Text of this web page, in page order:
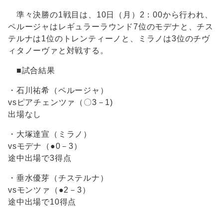
準々決勝の1戦目は、10日（月）2：00から行われ、
ペルージャはレギュラーラウンド7位のモデナと、チス
テルナは1位のトレンティーノと、ミラノは3位のチヴ
ィタノーヴァと対戦する。
■試合結果
・石川祐希（ペルージャ）
vsピアチェンツァ（〇3－1)
出場なし
・大塚達宣（ミラノ）
vsモデナ（●0－3）
途中出場で3得点
・垂水優芽（チステルナ）
vsモンツァ（●2－3）
途中出場で10得点